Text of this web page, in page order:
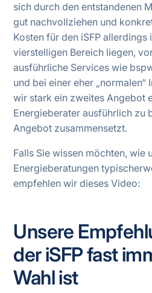
sich durch den entstandenen
gut nachvollziehen und
Kosten für den iSFP allerdings
vierstelligen Bereich liegen,
ausführliche Services wie
und bei einer eher
wir stark ein zweites Angebot
Energieberater ausführlich zu
Angebot zusammensetzt.
Falls Sie wissen möchten, wie
Energieberatungen
empfehlen wir dieses Video:
Unsere
der iSFP fast
Wahl ist